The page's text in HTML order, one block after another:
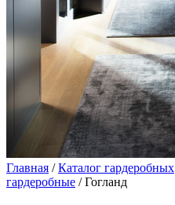
Главная /Каталог гардеробных
гардеробные / Гогланд